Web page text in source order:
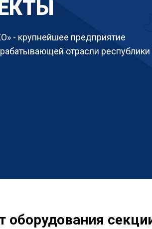
- крупнейшее предприятие
отрасли республики
оборудования